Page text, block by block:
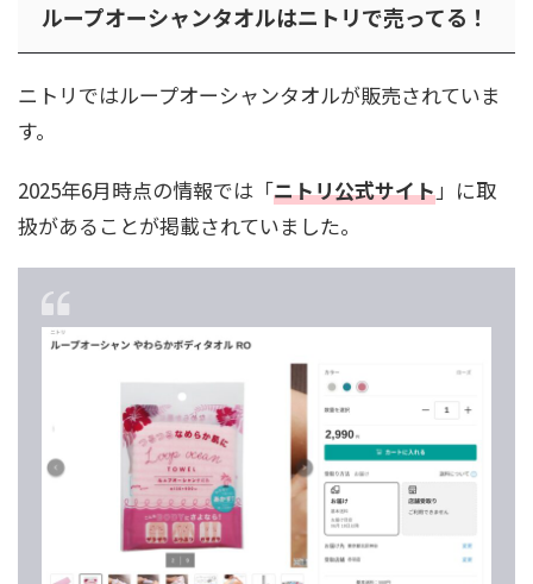
ループオーシャンタオルはニトリで売ってる！
ニトリではループオーシャンタオルが販売されていま
す。
2025年6月時点の情報では「ニトリ公式サイト」に取
扱があることが掲載されていました。